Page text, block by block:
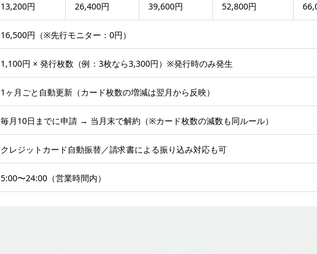
13,200円 26,400円 39,600円 52,800円
16,500円（※先行モニター：0円）
1,100円 × 発行枚数（例：3枚なら3,300円）※発行時のみ発生
1ヶ月ごと自動更新（カード枚数の増減は翌月から反映）
毎月10日までに申請 → 当月末で解約（※カード枚数の減数も同ルール）
クレジットカード自動振替／請求書による振り込み対応も可
5:00〜24:00（営業時間内）